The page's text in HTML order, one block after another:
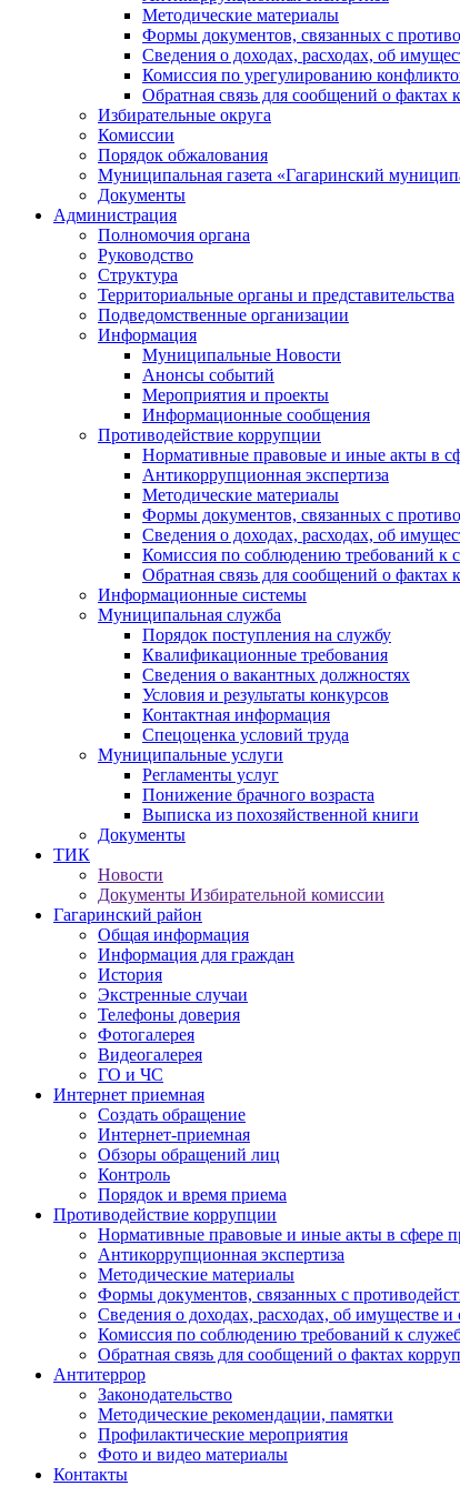
Методические материалы
Формы документов, связанных с
Сведения о доходах, расходах, об
Комиссия по урегулированию
Обратная связь для сообщений о фактах
Избирательные округа
Комиссии
Порядок обжалования
Муниципальная газета «Гагаринский
Документы
Администрация
Полномочия органа
Руководство
Структура
Территориальные органы и представительства
Подведомственные организации
Информация
Муниципальные Новости
Анонсы событий
Мероприятия и проекты
Информационные сообщения
Противодействие коррупции
Нормативные правовые и иные акты в
Антикоррупционная экспертиза
Методические материалы
Формы документов, связанных с
Сведения о доходах, расходах, об
Комиссия по соблюдению требований к
Обратная связь для сообщений о фактах
Информационные системы
Муниципальная служба
Порядок поступления на службу
Квалификационные требования
Сведения о вакантных должностях
Условия и результаты конкурсов
Контактная информация
Спецоценка условий труда
Муниципальные услуги
Регламенты услуг
Понижение брачного возраста
Выписка из похозяйственной книги
Документы
ТИК
Новости
Документы Избирательной комиссии
Гагаринский район
Общая информация
Информация для граждан
История
Экстренные случаи
Телефоны доверия
Фотогалерея
Видеогалерея
ГО и ЧС
Интернет приемная
Создать обращение
Интернет-приемная
Обзоры обращений лиц
Контроль
Порядок и время приема
Противодействие коррупции
Нормативные правовые и иные акты в сфере
Антикоррупционная экспертиза
Методические материалы
Формы документов, связанных с
Сведения о доходах, расходах, об имуществе и
Комиссия по соблюдению требований к
Обратная связь для сообщений о фактах
Антитеррор
Законодательство
Методические рекомендации, памятки
Профилактические мероприятия
Фото и видео материалы
Контакты